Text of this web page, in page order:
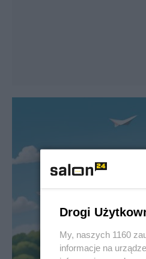
Drogi
My, naszych 1160
informacje na